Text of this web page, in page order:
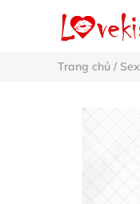
Trang chủ /